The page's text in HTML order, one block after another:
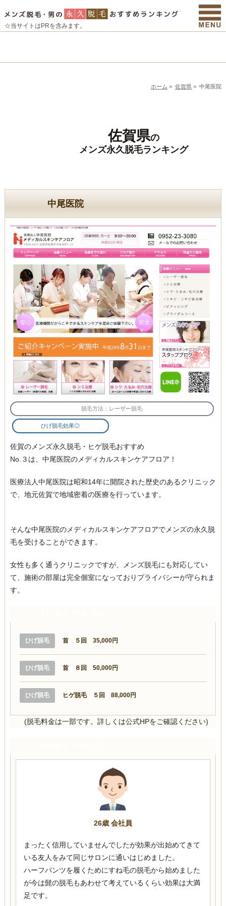
☆当サイトはPRを含みます。
ホーム > 佐賀県 > 中尾医院
佐賀県の
メンズ永久脱毛ランキング
中尾医院
脱毛方法：レーザー脱毛
ひげ脱毛効果◎
佐賀のメンズ永久脱毛・ヒゲ脱毛おすすめ
No.３は、中尾医院のメディカルスキンケアフロア！
医療法人中尾医院は昭和14年に開院された歴史のあるクリニック
で、地元佐賀で地域密着の医療を行っています。
そんな中尾医院のメディカルスキンケアフロアでメンズの永久脱
毛を受けることができます。
女性も多く通うクリニックですが、メンズ脱毛にも対応してい
て、施術の部屋は完全個室になっておりプライバシーが守られま
す。
ひげ脱毛 首 ５回 35,000円
ひげ脱毛 首 ８回 50,000円
ひげ脱毛 ヒゲ脱毛 ５回 88,000円
(脱毛料金は一部です。詳しくは公式HPをご確認ください)
26歳 会社員
まったく信用していませんでしたが効果が出始めてきて
いる友人をみて同じサロンに通いはじめました。
ハーフパンツを履くためにすね毛の脱毛から始めました
が今は髭の脱毛もあわせて考えているくらい効果は大満
足です。